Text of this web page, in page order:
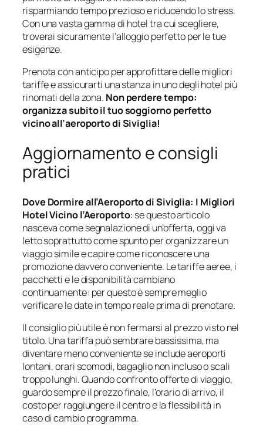
risparmiando tempo prezioso e riducendo lo stress.
Con una vasta gamma di hotel tra cui scegliere,
troverai sicuramente l’alloggio perfetto per le tue
esigenze.
Prenota con anticipo per approfittare delle migliori
tariffe e assicurarti una stanza in uno degli hotel più
rinomati della zona. Non perdere tempo:
organizza subito il tuo soggiorno perfetto
vicino all’aeroporto di Siviglia!
Aggiornamento e consigli
pratici
Dove Dormire all’Aeroporto di Siviglia: I Migliori
Hotel Vicino l’Aeroporto: se questo articolo
nasceva come segnalazione di un’offerta, oggi va
letto soprattutto come spunto per organizzare un
viaggio simile e capire come riconoscere una
promozione davvero conveniente. Le tariffe aeree, i
pacchetti e le disponibilità cambiano
continuamente: per questo è sempre meglio
verificare le date in tempo reale prima di prenotare.
Il consiglio più utile è non fermarsi al prezzo visto nel
titolo. Una tariffa può sembrare bassissima, ma
diventare meno conveniente se include aeroporti
lontani, orari scomodi, bagaglio non incluso o scali
troppo lunghi. Quando confronto offerte di viaggio,
guardo sempre il prezzo finale, l’orario di arrivo, il
costo per raggiungere il centro e la flessibilità in
caso di cambio programma.